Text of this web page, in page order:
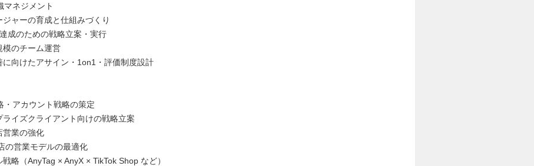
マネジメント
ジャーの育成と仕組みづくり
成のための戦略立案・実行
模のチーム運営
に向けたアサイン・1on1・評価制度設計
・アカウント戦略の策定
ライズクライアント向けの戦略立案
営業の強化
の営業モデルの最適化
略（AnyTag × AnyX × TikTok Shop など）